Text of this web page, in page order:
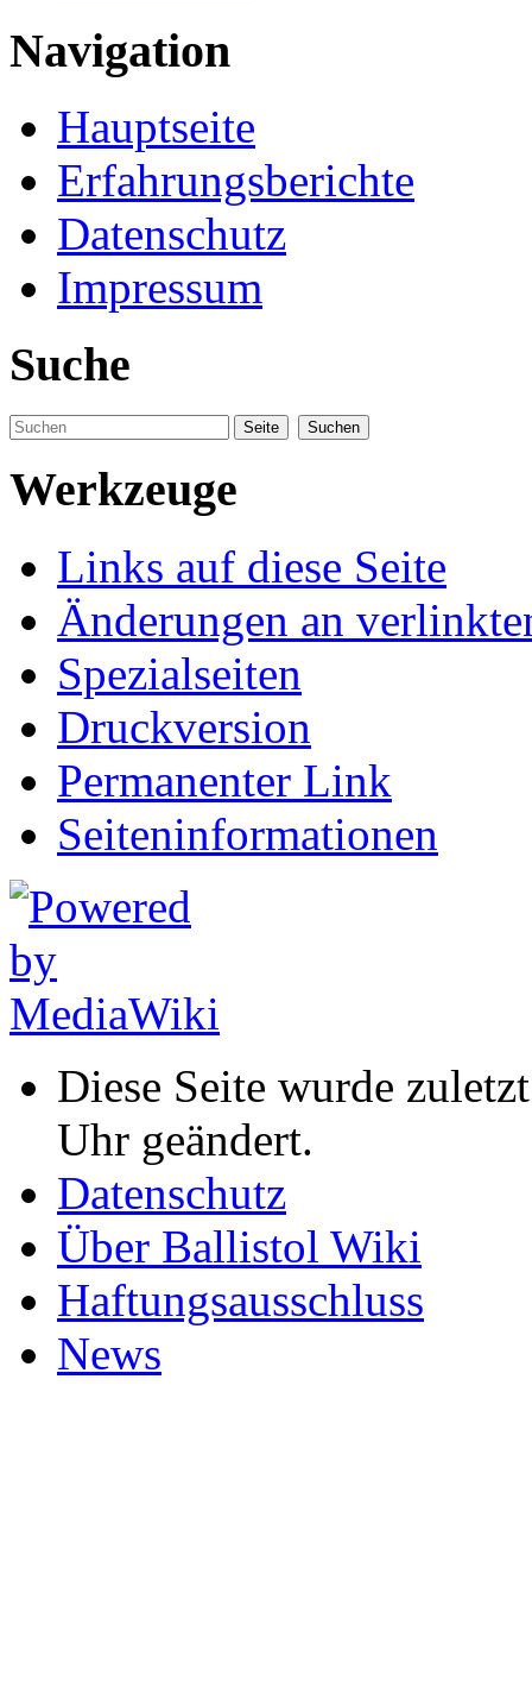
Navigation
Hauptseite
Erfahrungsberichte
Datenschutz
Impressum
Suche
Werkzeuge
Links auf diese Seite
Änderungen an
Spezialseiten
Druckversion
Permanenter Link
Seiten­informationen
Diese Seite wurde
Uhr geändert.
Datenschutz
Über Ballistol Wiki
Haftungsausschluss
News